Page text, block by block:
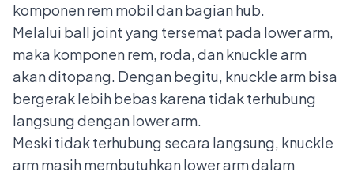
komponen rem mobil dan bagian hub.
Melalui ball joint yang tersemat pada lower arm,
maka komponen rem, roda, dan knuckle arm
akan ditopang. Dengan begitu, knuckle arm bisa
bergerak lebih bebas karena tidak terhubung
langsung dengan lower arm.
Meski tidak terhubung secara langsung, knuckle
arm masih membutuhkan lower arm dalam